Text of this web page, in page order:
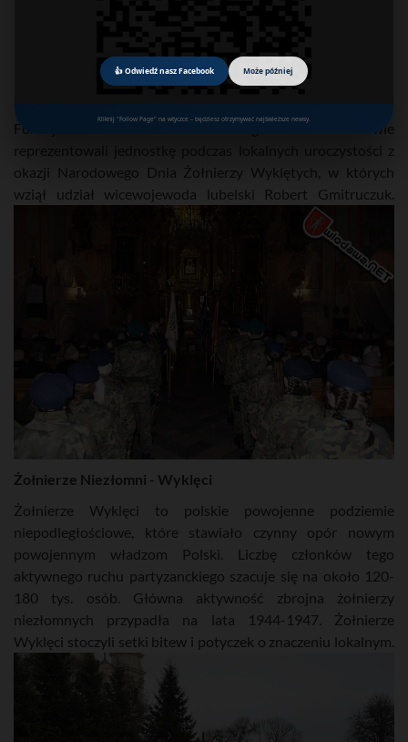
👍 Odwiedź nasz Facebook Może później
Kliknij "Follow Page" na wtyczce – będziesz otrzymywać najświeższe newsy.
Funkcjonariusze Zakładu Karnego we Włodawie
reprezentowali jednostkę podczas lokalnych uroczystości z
okazji Narodowego Dnia Żołnierzy Wyklętych, w których
wziął udział wicewojewoda lubelski Robert Gmitruczuk.
Żołnierze Niezłomni - Wyklęci
Żołnierze Wyklęci to polskie powojenne podziemie
niepodległościowe, które stawiało czynny opór nowym
powojennym władzom Polski. Liczbę członków tego
aktywnego ruchu partyzanckiego szacuje się na około 120-
180 tys. osób. Główna aktywność zbrojna żołnierzy
niezłomnych przypadła na lata 1944-1947. Żołnierze
Wyklęci stoczyli setki bitew i potyczek o znaczeniu lokalnym.